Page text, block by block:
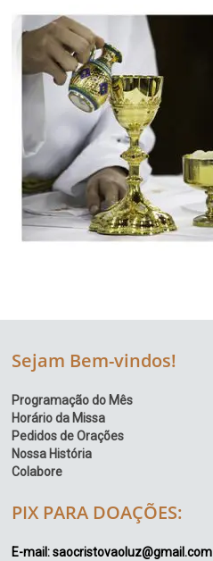
Sejam Bem-vindos!
Programação do Mês
Horário da Missa
Pedidos de Orações
Nossa História
Colabore
PIX PARA DOAÇÕES:
E-mail: saocristovaoluz@gmail.com